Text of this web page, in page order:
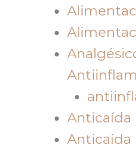
Anticaída
Anticaída